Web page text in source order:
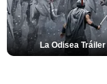
La Odisea Tráiler